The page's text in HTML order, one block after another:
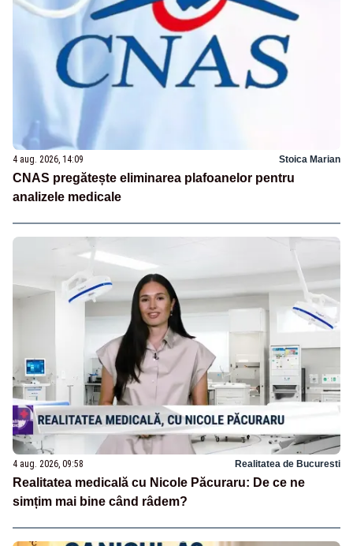
4 aug. 2026, 14:09 Stoica Marian
CNAS pregătește eliminarea plafoanelor pentru
analizele medicale
4 aug. 2026, 09:58 Realitatea de Bucuresti
Realitatea medicală cu Nicole Păcuraru: De ce ne
simțim mai bine când râdem?